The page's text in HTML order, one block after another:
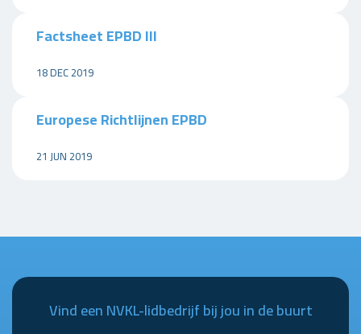
Factsheet EPBD III
18 DEC 2019
Europese Richtlijnen EPBD
21 JUN 2019
Vind een NVKL-lidbedrijf bij jou in de buurt